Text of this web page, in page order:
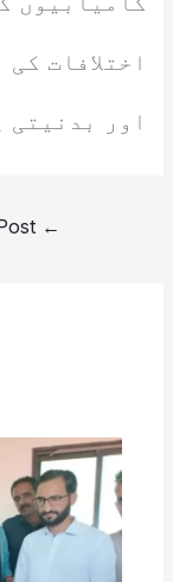
اختلافات
اور بدنیتی
←